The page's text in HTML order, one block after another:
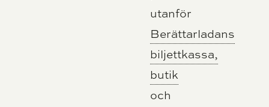
utanför
Berättarladans
biljettkassa,
butik
och